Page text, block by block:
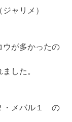
ャリメ）
ウが多かったの
した。
・メバル１ の